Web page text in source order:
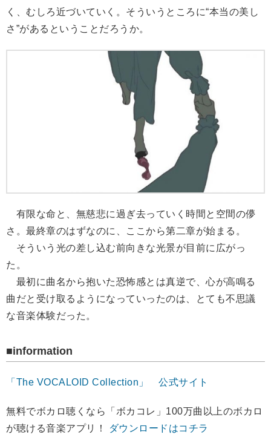
く、むしろ近づいていく。そういうところに“本当の美し
さ”があるということだろうか。
有限な命と、無慈悲に過ぎ去っていく時間と空間の儚
さ。最終章のはずなのに、ここから第二章が始まる。
そういう光の差し込む前向きな光景が目前に広がっ
た。
最初に曲名から抱いた恐怖感とは真逆で、心が高鳴る
曲だと受け取るようになっていったのは、とても不思議
な音楽体験だった。
■information
「The VOCALOID Collection」 公式サイト
無料でボカロ聴くなら「ボカコレ」100万曲以上のボカロ
が聴ける音楽アプリ！
ダウンロードはコチラ